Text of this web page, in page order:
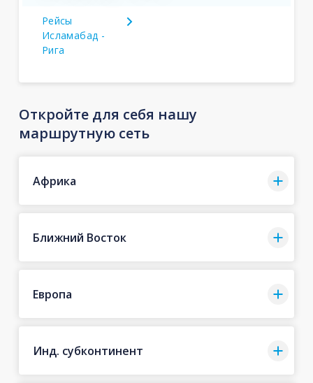
Рейсы
Исламабад -
Рига
Откройте для себя нашу
маршрутную сеть
Африка
Ближний Восток
Европа
Инд. субконтинент